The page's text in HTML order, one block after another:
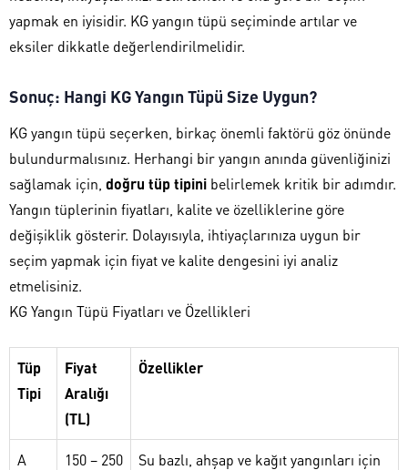
yapmak en iyisidir. KG yangın tüpü seçiminde artılar ve
eksiler dikkatle değerlendirilmelidir.
Sonuç: Hangi KG Yangın Tüpü Size Uygun?
KG yangın tüpü seçerken, birkaç önemli faktörü göz önünde
bulundurmalısınız. Herhangi bir yangın anında güvenliğinizi
sağlamak için, doğru tüp tipini belirlemek kritik bir adımdır.
Yangın tüplerinin fiyatları, kalite ve özelliklerine göre
değişiklik gösterir. Dolayısıyla, ihtiyaçlarınıza uygun bir
seçim yapmak için fiyat ve kalite dengesini iyi analiz
etmelisiniz.
KG Yangın Tüpü Fiyatları ve Özellikleri
Tüp
Tipi
Fiyat
Aralığı
(TL)
Özellikler
A
150 – 250
Su bazlı, ahşap ve kağıt yangınları için